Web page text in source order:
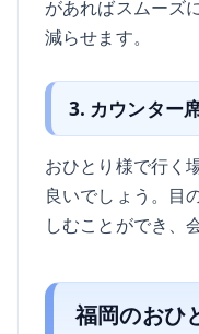
があればスムーズ
減らせます。
3. カウンター
おひとり様で行く
良いでしょう。目
しむことができ、
福岡のおひ